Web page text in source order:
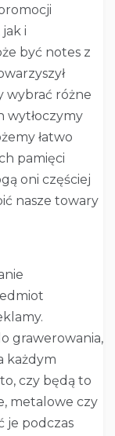
i
być notes z
wybrać różne
wytłoczymy
łatwo
pamięci
oni częściej
nasze towary
grawerowania,
każdym
czy będą to
metalowe czy
je podczas